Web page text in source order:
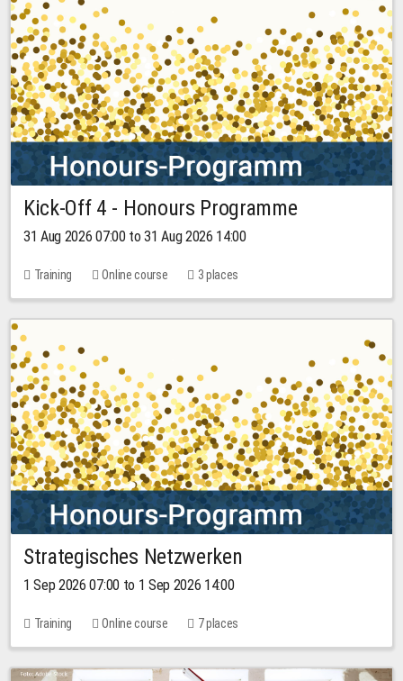
Kick-Off 4 - Honours Programme
31 Aug 2026 07:00 to 31 Aug 2026 14:00
Training Online course 3 places
Strategisches Netzwerken
1 Sep 2026 07:00 to 1 Sep 2026 14:00
Training Online course 7 places